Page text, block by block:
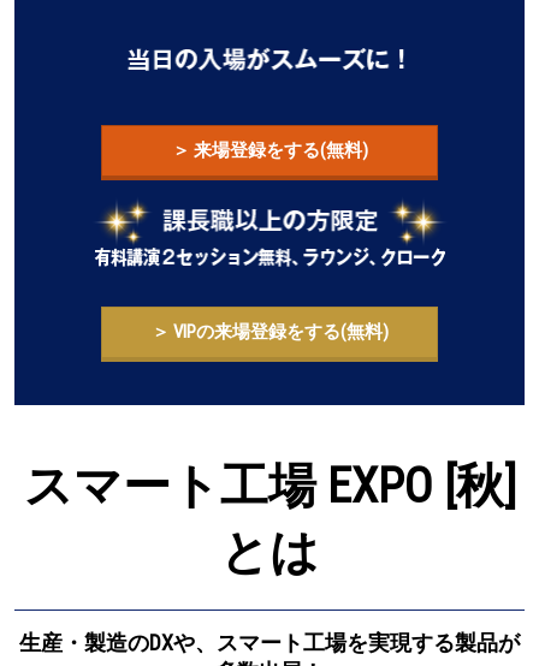
会
「ス
マ
＞ 来場登録をする(無料)
＞ VIPの来場登録をする(無料)
スマート工場 EXPO [秋]
とは
生産・製造のDXや、スマート工場を実現する製品が